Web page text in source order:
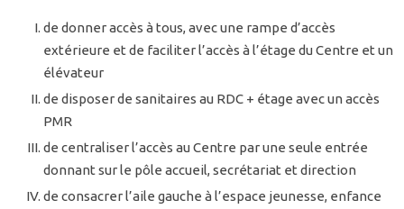
de donner accès à tous, avec une rampe d’accès
extérieure et de faciliter l’accès à l’étage du Centre et un
élévateur
de disposer de sanitaires au RDC + étage avec un accès
PMR
de centraliser l’accès au Centre par une seule entrée
donnant sur le pôle accueil, secrétariat et direction
de consacrer l’aile gauche à l’espace jeunesse, enfance